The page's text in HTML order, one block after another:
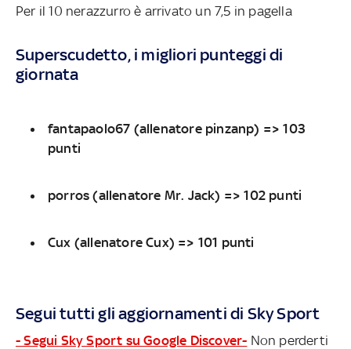
Per il 10 nerazzurro è arrivato un 7,5 in pagella
Superscudetto, i migliori punteggi di
giornata
fantapaolo67 (allenatore pinzanp) => 103
punti
porros (allenatore Mr. Jack) => 102 punti
Cux (allenatore Cux) => 101 punti
Segui tutti gli aggiornamenti di Sky Sport
- Segui Sky Sport su Google Discover- Non perderti